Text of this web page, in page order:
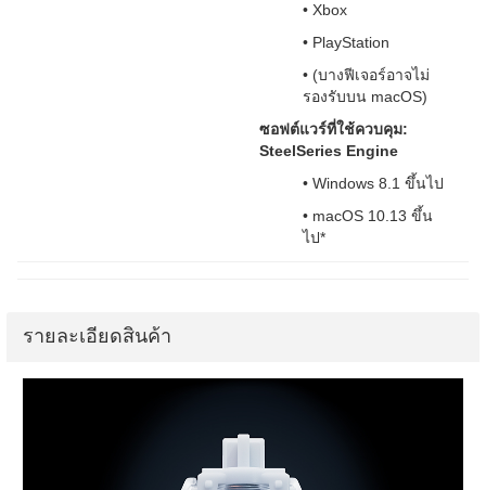
• Xbox
• PlayStation
• (บางฟีเจอร์อาจไม่
รองรับบน macOS)
ซอฟต์แวร์ที่ใช้ควบคุม:
SteelSeries Engine
• Windows 8.1 ขึ้นไป
• macOS 10.13 ขึ้น
ไป*
รายละเอียดสินค้า